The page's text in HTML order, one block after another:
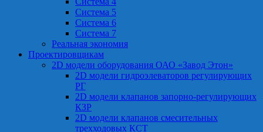
Система 5
Система 6
Система 7
Реальная экономия
Проектировщикам
2D модели оборудования ОАО «Завод Этон»
2D модели гидроэлеваторов регулирующих
РГ
2D модели клапанов запорно-регулирующих
КЗР
2D модели клапанов смесительных
трехходовых КСТ